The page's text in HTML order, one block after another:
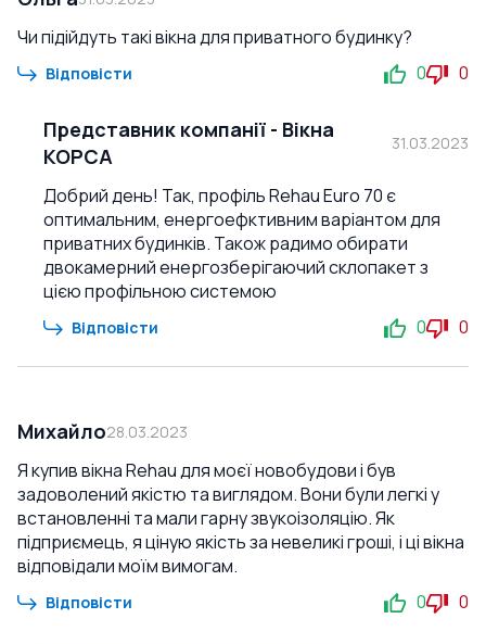
Чи підійдуть такі вікна для приватного будинку?
Відповісти 0 0
Представник компанії - Вікна
КОРСА
31.03.2023
Добрий день! Так, профіль Rehau Euro 70 є
оптимальним, енергоефктивним варіантом для
приватних будинків. Також радимо обирати
двокамерний енергозберігаючий склопакет з
цією профільною системою
Відповісти 0 0
Михайло28.03.2023
Я купив вікна Rehau для моєї новобудови і був
задоволений якістю та виглядом. Вони були легкі у
встановленні та мали гарну звукоізоляцію. Як
підприємець, я ціную якість за невеликі гроші, і ці вікна
відповідали моїм вимогам.
Відповісти 0 0